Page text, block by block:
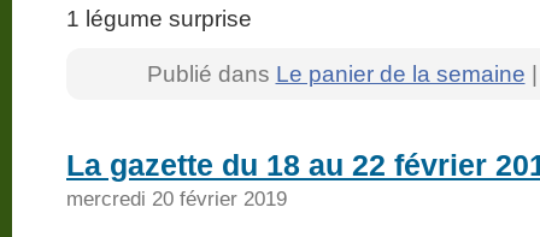
1 légume surprise
Publié dans Le panier de la semaine
La gazette du 18 au 22 février
mercredi 20 février 2019